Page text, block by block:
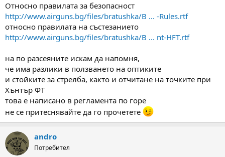
Относно правилата за безопасност
http://www.airguns.bg/files/bratushka/B ... -Rules.rtf
относно правилата на състезанието
http://www.airguns.bg/files/bratushka/B ... nt-HFT.rtf
на по разсеяните искам да напомня,
че има разлики в ползването на оптиките
и стойките за стрелба, както и отчитане на точките при
Хънтър ФТ
това е написано в регламента по горе
не се притеснявайте да го прочетете
andro
Потребител